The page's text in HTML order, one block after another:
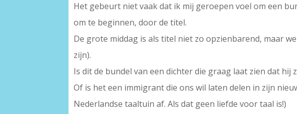
Het gebeurt niet vaak dat ik mij geroepen voel om een
om te beginnen, door de titel.
De grote middag is als titel niet zo opzienbarend, maar
zijn).
Is dit de bundel van een dichter die graag laat zien dat
Of is het een immigrant die ons wil laten delen in zijn
Nederlandse taaltuin af. Als dat geen liefde voor taal is!)